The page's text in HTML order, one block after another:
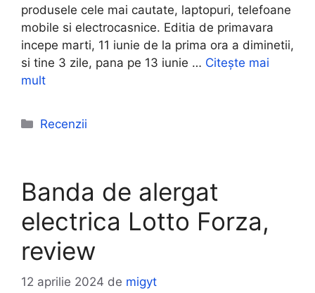
produsele cele mai cautate, laptopuri, telefoane
mobile si electrocasnice. Editia de primavara
incepe marti, 11 iunie de la prima ora a diminetii,
si tine 3 zile, pana pe 13 iunie … Citește mai
mult
Categorii
Recenzii
Banda de alergat
electrica Lotto Forza,
review
12 aprilie 2024 de migyt